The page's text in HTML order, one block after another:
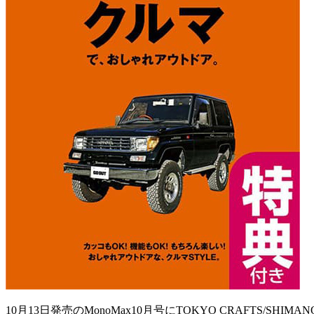
10月13日発売のMonoMax10月号にTOKYO CRAFTS/